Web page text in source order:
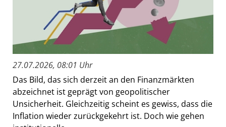
27.07.2026, 08:01 Uhr
Das Bild, das sich derzeit an den Finanzmärkten
abzeichnet ist geprägt von geopolitischer
Unsicherheit. Gleichzeitig scheint es gewiss, dass die
Inflation wieder zurückgekehrt ist. Doch wie gehen